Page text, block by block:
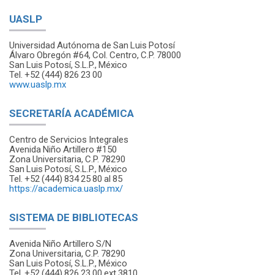
UASLP
Universidad Autónoma de San Luis Potosí
Álvaro Obregón #64, Col. Centro, C.P. 78000
San Luis Potosí, S.L.P., México
Tel. +52 (444) 826 23 00
www.uaslp.mx
SECRETARÍA ACADÉMICA
Centro de Servicios Integrales
Avenida Niño Artillero #150
Zona Universitaria, C.P. 78290
San Luis Potosí, S.L.P., México
Tel. +52 (444) 834 25 80 al 85
https://academica.uaslp.mx/
SISTEMA DE BIBLIOTECAS
Avenida Niño Artillero S/N
Zona Universitaria, C.P. 78290
San Luis Potosí, S.L.P., México